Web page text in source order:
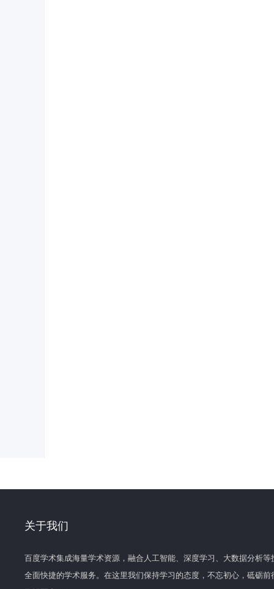
关于我们
百度学术集成海量学术资源，融合人工智能、深度学习、大数据分析
全面快捷的学术服务。在这里我们保持学习的态度，不忘初心，砥砺前